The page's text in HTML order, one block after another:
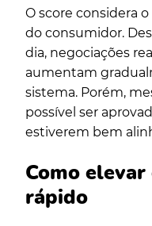
O score considera
do consumidor.
dia, negociações
aumentam
sistema. Porém,
possível ser
estiverem bem
Como
rápido